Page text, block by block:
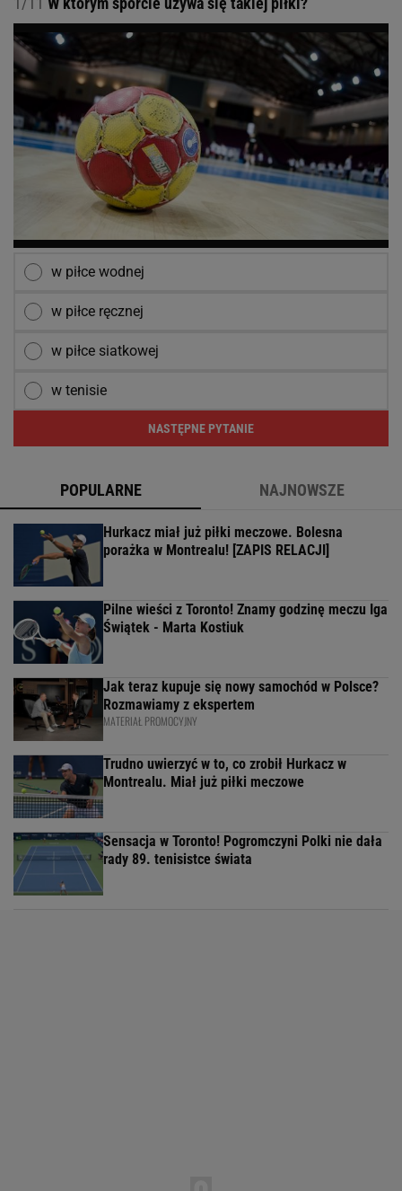
w piłce wodnej
w piłce ręcznej
w piłce siatkowej
w tenisie
NASTĘPNE PYTANIE
POPULARNE NAJNOWSZE
Hurkacz miał już piłki meczowe. Bolesna
porażka w Montrealu! [ZAPIS RELACJI]
Pilne wieści z Toronto! Znamy godzinę meczu Iga
Świątek - Marta Kostiuk
Jak teraz kupuje się nowy samochód w Polsce?
Rozmawiamy z ekspertem
MATERIAŁ PROMOCYJNY
Trudno uwierzyć w to, co zrobił Hurkacz w
Montrealu. Miał już piłki meczowe
Sensacja w Toronto! Pogromczyni Polki nie dała
rady 89. tenisistce świata